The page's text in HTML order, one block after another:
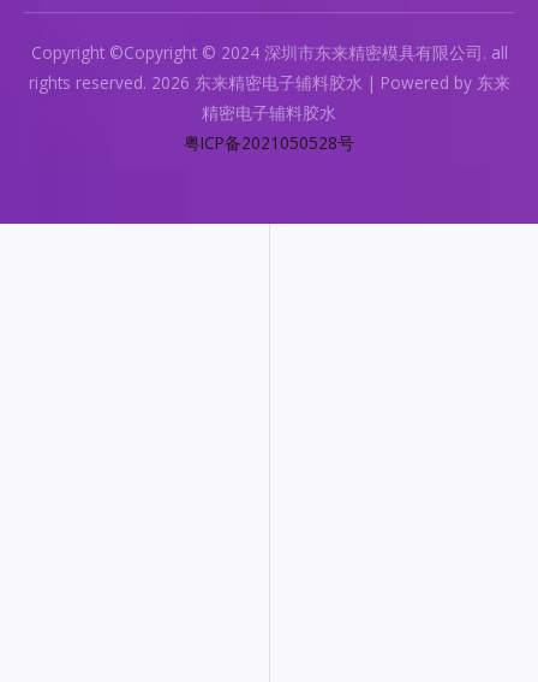
Copyright ©Copyright © 2024 深圳市东来精密模具有限公司. all
rights reserved. 2026 东来精密电子辅料胶水 | Powered by 东来
精密电子辅料胶水
粤ICP备2021050528号